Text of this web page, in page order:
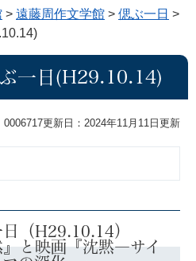
> 遠藤周作文学館 > 偲ぶ一日 >
一日(H29.10.14)
0006717更新日：2024年11月11日更新
（H29.10.14）
』と映画『沈黙―サイ